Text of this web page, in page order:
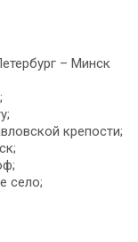
– Минск
крепости;
село;